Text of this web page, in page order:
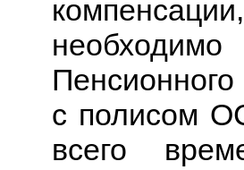
с полисом
всего